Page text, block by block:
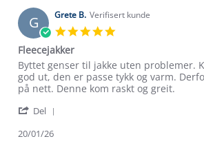
on
21
Jan
2026
G Grete B. Verifisert kunde
Fleecejakker
Review
by
Grete
on
Jan
review
stating
Fleecejakker
Byttet genser til jakke uten problemer.
god ut, den er passe tykk og varm.
på nett. Denne kom raskt og greit.
Del
20/01/26
Kundeservice
Kontakt oss
Konkurransevinnere
Kundeklubb
Klima og miljø
Etisk handel
Dyreetikk
1% til samfunnet
Trelagsprinsippet barn
Alt du trenger til Norgesferien
Dette trenger du til barnehagen
Gravidklær
Hvordan velge riktig turtøy?
Norgesferie 🇳🇴